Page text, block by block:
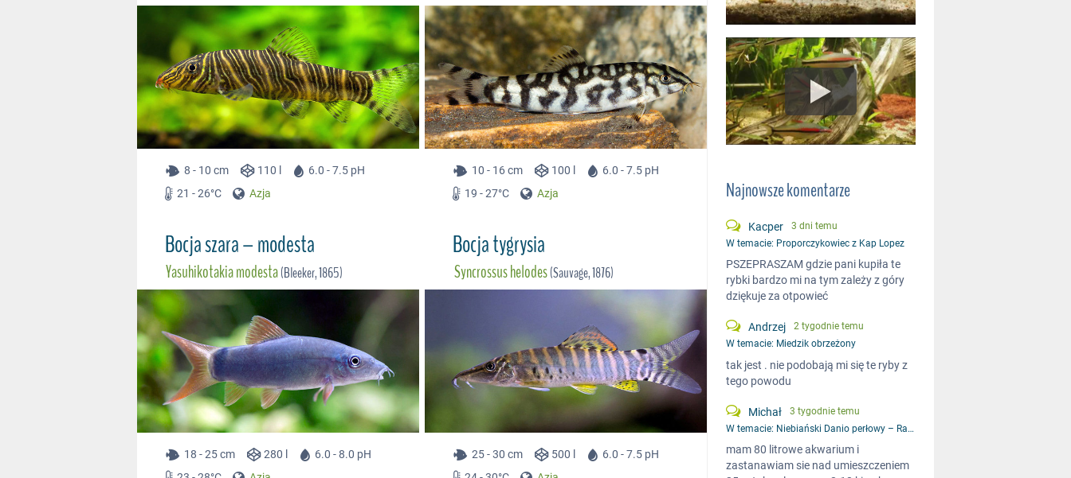
8 - 10 cm 110 l
6.0 - 7.5 pH
21 - 26°C
Azja
10 - 16 cm 100 l
6.0 - 7.5 pH
19 - 27°C
Azja
Bocja szara – modesta
Yasuhikotakia modesta(Bleeker, 1865)
18 - 25 cm 280 l
6.0 - 8.0 pH
Bocja tygrysia
Syncrossus helodes(Sauvage, 1876)
25 - 30 cm 500 l
6.0 - 7.5 pH
Najnowsze komentarze
Kacper
3 dni temu
W temacie: Proporczykowiec z Kap Lopez
PSZEPRASZAM gdzie pani kupiła te
rybki bardzo mi na tym zależy z góry
dziękuje za otpowieć
Andrzej
2 tygodnie temu
W temacie: Miedzik obrzeżony
tak jest . nie podobają mi się te ryby z
tego powodu
Michał
3 tygodnie temu
W temacie: Niebiański Danio perłowy – Razbora galaxy
mam 80 litrowe akwarium i
zastanawiam sie nad umieszczeniem